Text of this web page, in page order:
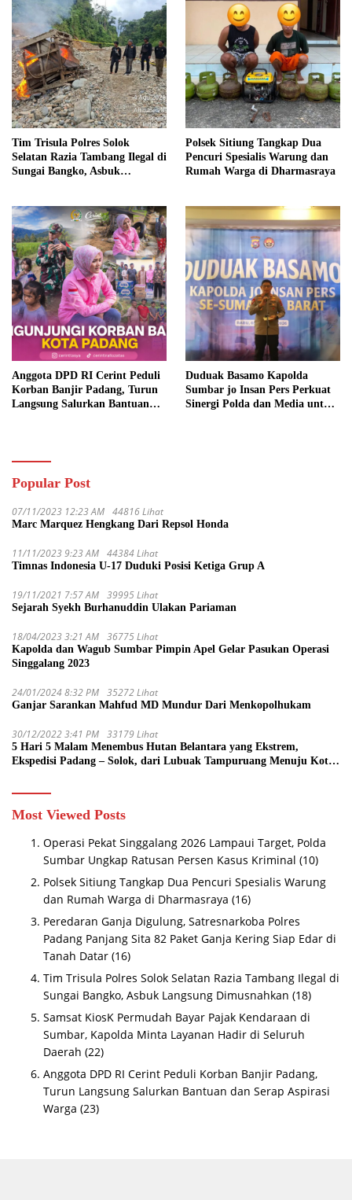
Tim Trisula Polres Solok
Selatan Razia Tambang Ilegal di
Sungai Bangko, Asbuk
Polsek Sitiung Tangkap Dua
Pencuri Spesialis Warung dan
Rumah Warga di Dharmasraya
Anggota DPD RI Cerint Peduli
Korban Banjir Padang, Turun
Langsung Salurkan Bantuan
Duduak Basamo Kapolda
Sumbar jo Insan Pers Perkuat
Sinergi Polda dan Media untuk
Popular Post
07/11/2023 12:23 AM 44816 Lihat
Marc Marquez Hengkang Dari Repsol Honda
11/11/2023 9:23 AM 44384 Lihat
Timnas Indonesia U-17 Duduki Posisi Ketiga Grup A
19/11/2021 7:57 AM 39995 Lihat
Sejarah Syekh Burhanuddin Ulakan Pariaman
18/04/2023 3:21 AM 36775 Lihat
Kapolda dan Wagub Sumbar Pimpin Apel Gelar Pasukan Operasi
Singgalang 2023
24/01/2024 8:32 PM 35272 Lihat
Ganjar Sarankan Mahfud MD Mundur Dari Menkopolhukam
30/12/2022 3:41 PM 33179 Lihat
5 Hari 5 Malam Menembus Hutan Belantara yang Ekstrem,
Ekspedisi Padang – Solok, dari Lubuak Tampuruang Menuju Koto
Most Viewed Posts
Operasi Pekat Singgalang 2026 Lampaui Target, Polda
Sumbar Ungkap Ratusan Persen Kasus Kriminal (10)
Polsek Sitiung Tangkap Dua Pencuri Spesialis Warung
dan Rumah Warga di Dharmasraya (16)
Peredaran Ganja Digulung, Satresnarkoba Polres
Padang Panjang Sita 82 Paket Ganja Kering Siap Edar di
Tanah Datar (16)
Tim Trisula Polres Solok Selatan Razia Tambang Ilegal di
Sungai Bangko, Asbuk Langsung Dimusnahkan (18)
Samsat KiosK Permudah Bayar Pajak Kendaraan di
Sumbar, Kapolda Minta Layanan Hadir di Seluruh
Daerah (22)
Anggota DPD RI Cerint Peduli Korban Banjir Padang,
Turun Langsung Salurkan Bantuan dan Serap Aspirasi
Warga (23)